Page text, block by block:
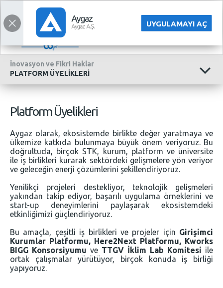
UYGULAMAYI AÇ
KURUMSAL
İnovasyon ve Fikri Haklar
PLATFORM ÜYELİKLERİ
Platform Üyelikleri
Aygaz olarak, ekosistemde birlikte değer yaratmaya ve
ülkemize katkıda bulunmaya büyük önem veriyoruz. Bu
doğrultuda, birçok STK, kurum, platform ve üniversite
ile iş birlikleri kurarak sektördeki gelişmelere yön veriyor
ve geleceğin enerji çözümlerini şekillendiriyoruz.
Yenilikçi projeleri destekliyor, teknolojik gelişmeleri
yakından takip ediyor, başarılı uygulama örneklerini ve
start-up deneyimlerini paylaşarak ekosistemdeki
etkinliğimizi güçlendiriyoruz.
Bu amaçla, çeşitli iş birlikleri ve projeler için Girişimci
Kurumlar Platformu, Here2Next Platformu, Kworks
BIGG Konsorsiyumu ve TTGV İklim Lab Komitesi ile
ortak çalışmalar yürütüyor, birçok konuda iş birliği
yapıyoruz.